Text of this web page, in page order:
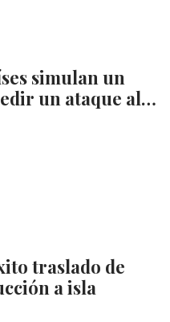
simulan un
un ataque al…
traslado de
a isla